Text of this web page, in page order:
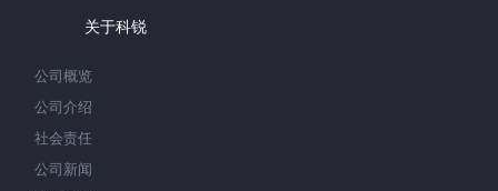
关于科锐
公司概览
公司介绍
社会责任
公司新闻